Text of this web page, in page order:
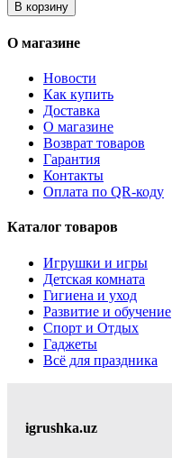
В корзину
О магазине
Новости
Как купить
Доставка
О магазине
Возврат товаров
Гарантия
Контакты
Оплата по QR-коду
Каталог товаров
Игрушки и игры
Детская комната
Гигиена и уход
Развитие и обучение
Спорт и Отдых
Гаджеты
Всё для праздника
igrushka.uz